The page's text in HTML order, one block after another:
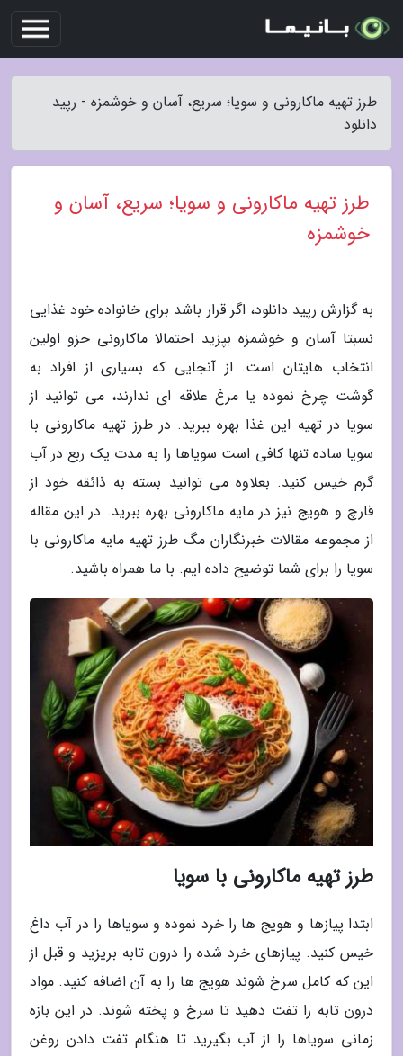
طرز تهیه ماکارونی و سویا؛ سریع، آسان و خوشمزه - رپید
دانلود
طرز تهیه ماکارونی و سویا؛ سریع، آسان و
خوشمزه
به گزارش رپید دانلود، اگر قرار باشد برای خانواده خود غذایی
نسبتا آسان و خوشمزه بپزید احتمالا ماکارونی جزو اولین
انتخاب هایتان است. از آنجایی که بسیاری از افراد به
گوشت چرخ نموده یا مرغ علاقه ای ندارند، می توانید از
سویا در تهیه این غذا بهره ببرید. در طرز تهیه ماکارونی با
سویا ساده تنها کافی است سویاها را به مدت یک ربع در آب
گرم خیس کنید. بعلاوه می توانید بسته به ذائقه خود از
قارچ و هویج نیز در مایه ماکارونی بهره ببرید. در این مقاله
از مجموعه مقالات خبرنگاران مگ طرز تهیه مایه ماکارونی با
سویا را برای شما توضیح داده ایم. با ما همراه باشید.
طرز تهیه ماکارونی با سویا
ابتدا پیازها و هویج ها را خرد نموده و سویاها را در آب داغ
خیس کنید. پیازهای خرد شده را درون تابه بریزید و قبل از
این که کامل سرخ شوند هویج ها را به آن اضافه کنید. مواد
درون تابه را تفت دهید تا سرخ و پخته شوند. در این بازه
زمانی سویاها را از آب بگیرید تا هنگام تفت دادن روغن